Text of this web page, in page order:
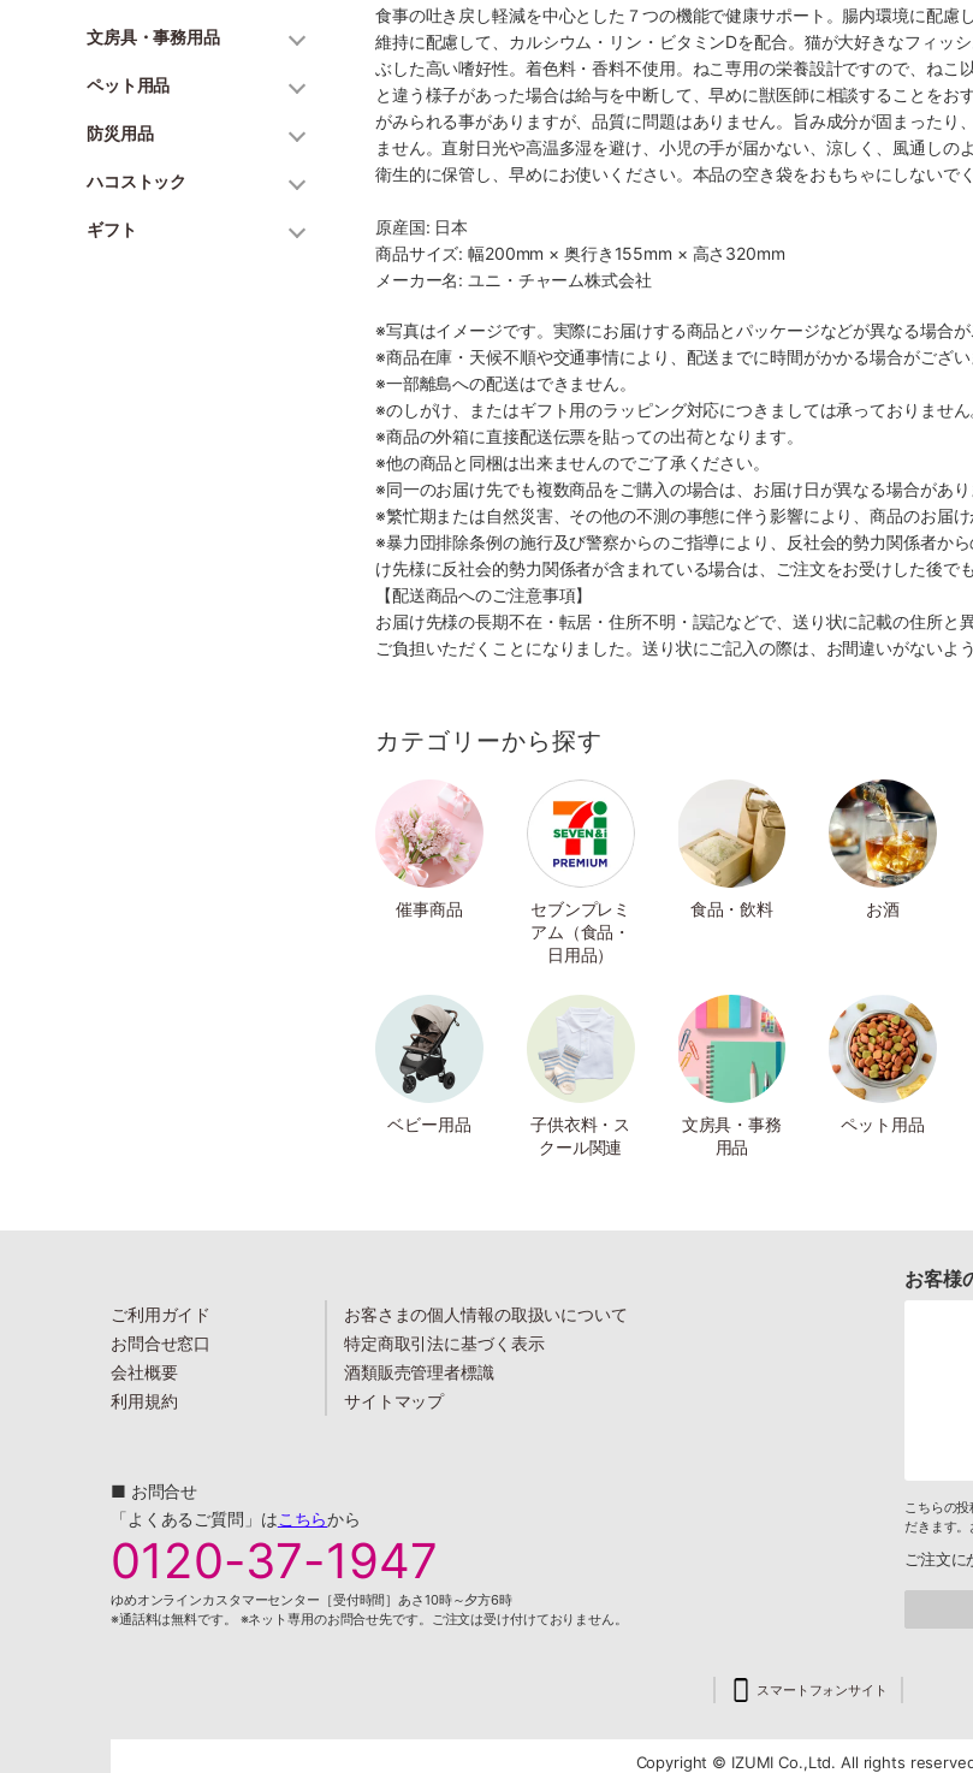
文房具・事務用品
ペット用品
防災用品
ハコストック
ギフト
食事の吐き戻し軽減を中心とした７つの機能で健康サポート。腸内環境に配
維持に配慮して、カルシウム・リン・ビタミンDを配合。猫が大好きなフィッ
ぶした高い嗜好性。着色料・香料不使用。ねこ専用の栄養設計ですので、ね
と違う様子があった場合は給与を中断して、早めに獣医師に相談することを
がみられる事がありますが、品質に問題はありません。旨み成分が固まった
ません。直射日光や高温多湿を避け、小児の手が届かない、涼しく、風通し
衛生的に保管し、早めにお使いください。本品の空き袋をおもちゃにしないでく
原産国: 日本
商品サイズ: 幅200mm × 奥行き155mm × 高さ320mm
メーカー名: ユニ・チャーム株式会社
※写真はイメージです。実際にお届けする商品とパッケージなどが異なる場合が
※商品在庫・天候不順や交通事情により、配送までに時間がかかる場合がござい
※一部離島への配送はできません。
※のしがけ、またはギフト用のラッピング対応につきましては承っておりません
※商品の外箱に直接配送伝票を貼っての出荷となります。
※他の商品と同梱は出来ませんのでご了承ください。
※同一のお届け先でも複数商品をご購入の場合は、お届け日が異なる場合があり
※繁忙期または自然災害、その他の不測の事態に伴う影響により、商品のお届
※暴力団排除条例の施行及び警察からのご指導により、反社会的勢力関係者か
け先様に反社会的勢力関係者が含まれている場合は、ご注文をお受けした後で
【配送商品へのご注意事項】
お届け先様の長期不在・転居・住所不明・誤記などで、送り状に記載の住所
ご負担いただくことになりました。送り状にご記入の際は、お間違いがないよ
カテゴリーから探す
催事商品
セブンプレミ
アム（食品・
日用品）
食品・飲料 お酒
ベビー用品
子供衣料・ス
クール関連
文房具・事務
用品
ペット用品
ご利用ガイド
お問合せ窓口
会社概要
利用規約
お客さまの個人情報の取扱いについて
特定商取引法に基づく表示
酒類販売管理者標識
サイトマップ
■ お問合せ
「よくあるご質問」はこちらから
0120-37-1947
ゆめオンラインカスタマーセンター［受付時間］あさ10時～夕方6時
※通話料は無料です。 ※ネット専用のお問合せ先です。ご注文は受け付けておりません。
お客様
こちらの
だきます
ご注文に
スマートフォンサイト
Copyright © IZUMI Co.,Ltd. All rights